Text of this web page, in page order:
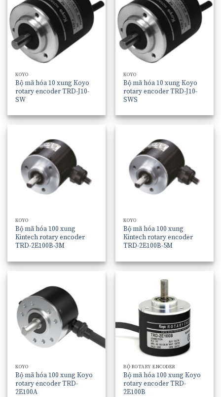
KOYO
Bộ mã hóa 10 xung Koyo
rotary encoder TRD-J10-
SW
KOYO
Bộ mã hóa 10 xung Koyo
rotary encoder TRD-J10-
SWS
KOYO
Bộ mã hóa 100 xung
Kintech rotary encoder
TRD-2E100B-3M
KOYO
Bộ mã hóa 100 xung
Kintech rotary encoder
TRD-2E100B-5M
KOYO
Bộ mã hóa 100 xung Koyo
rotary encoder TRD-
2E100A
BỘ ROTARY ENCODER
Bộ mã hóa 100 xung Koyo
rotary encoder TRD-
2E100B